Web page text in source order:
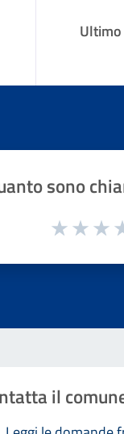
sono
da 1 a 5 stelle la
il